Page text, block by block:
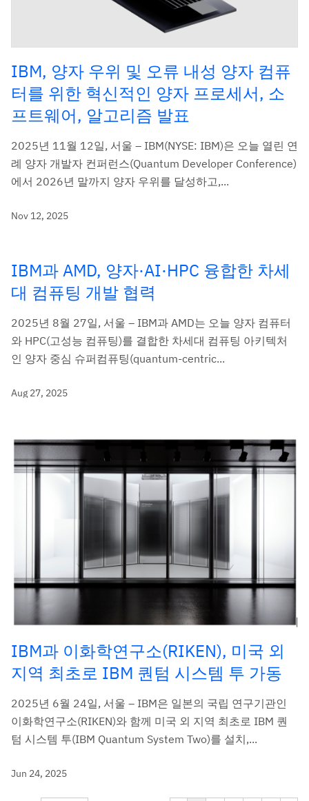
IBM, 양자 우위 및 오류 내성 양자 컴퓨
터를 위한 혁신적인 양자 프로세서, 소
프트웨어, 알고리즘 발표
2025년 11월 12일, 서울 – IBM(NYSE: IBM)은 오늘 열린 연
례 양자 개발자 컨퍼런스(Quantum Developer Conference)
에서 2026년 말까지 양자 우위를 달성하고,...
Nov 12, 2025
IBM과 AMD, 양자·AI·HPC 융합한 차세
대 컴퓨팅 개발 협력
2025년 8월 27일, 서울 – IBM과 AMD는 오늘 양자 컴퓨터
와 HPC(고성능 컴퓨팅)를 결합한 차세대 컴퓨팅 아키텍처
인 양자 중심 슈퍼컴퓨팅(quantum-centric...
Aug 27, 2025
IBM과 이화학연구소(RIKEN), 미국 외
지역 최초로 IBM 퀀텀 시스템 투 가동
2025년 6월 24일, 서울 – IBM은 일본의 국립 연구기관인
이화학연구소(RIKEN)와 함께 미국 외 지역 최초로 IBM 퀀
텀 시스템 투(IBM Quantum System Two)를 설치,...
Jun 24, 2025